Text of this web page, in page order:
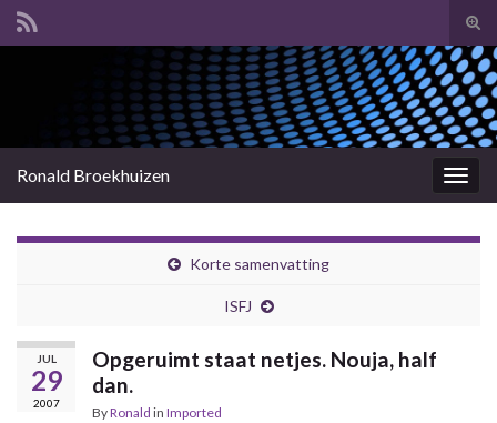
Search for:
Ronald Broekhuizen
Korte samenvatting
ISFJ
JUL
29
2007
Opgeruimt staat netjes. Nouja, half
dan.
ByRonald in Imported